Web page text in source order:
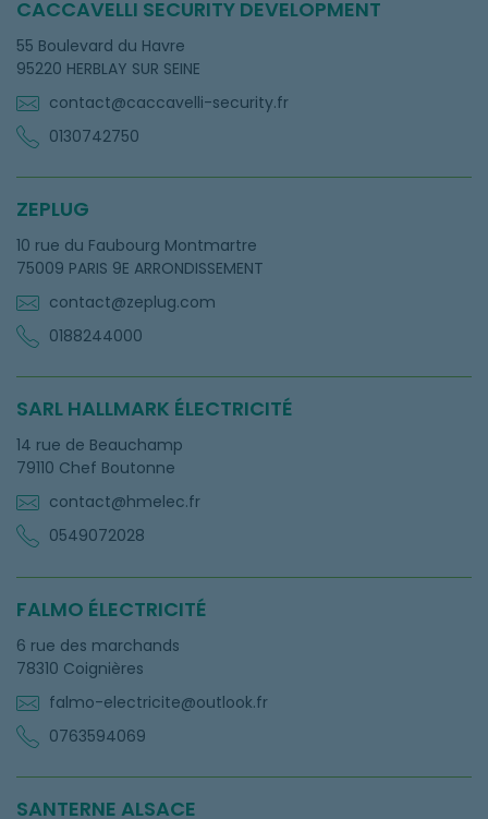
CACCAVELLI SECURITY DEVELOPMENT
55 Boulevard du Havre
95220 HERBLAY SUR SEINE
contact@caccavelli-security.fr
0130742750
ZEPLUG
10 rue du Faubourg Montmartre
75009 PARIS 9E ARRONDISSEMENT
contact@zeplug.com
0188244000
SARL HALLMARK ÉLECTRICITÉ
14 rue de Beauchamp
79110 Chef Boutonne
contact@hmelec.fr
0549072028
FALMO ÉLECTRICITÉ
6 rue des marchands
78310 Coignières
falmo-electricite@outlook.fr
0763594069
SANTERNE ALSACE